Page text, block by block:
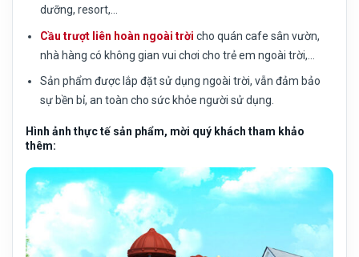
dưỡng, resort,…
Cầu trượt liên hoàn ngoài trời cho quán cafe sân vườn,
nhà hàng có không gian vui chơi cho trẻ em ngoài trời,…
Sản phẩm được lắp đặt sử dụng ngoài trời, vẫn đảm bảo
sự bền bỉ, an toàn cho sức khỏe người sử dụng.
Hình ảnh thực tế sản phẩm, mời quý khách tham khảo
thêm: